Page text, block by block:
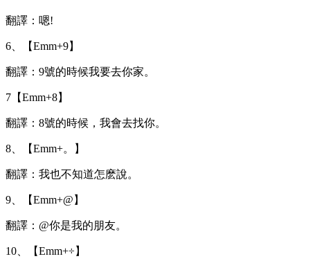
翻譯：嗯!
6、【Emm+9】
翻譯：9號的時候我要去你家。
7【Emm+8】
翻譯：8號的時候，我會去找你。
8、【Emm+。】
翻譯：我也不知道怎麽說。
9、【Emm+@】
翻譯：@你是我的朋友。
10、【Emm+÷】